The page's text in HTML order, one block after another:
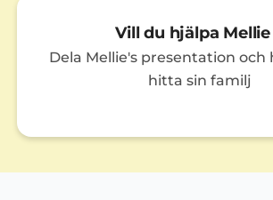
Vill du hjälpa Mellie
Dela Mellie's presentation och
hitta sin familj